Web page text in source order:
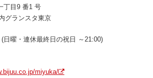
丁目9 番1 号
グランスタ東京
日曜・連休最終日の祝日 ～21:00)
miyuka/